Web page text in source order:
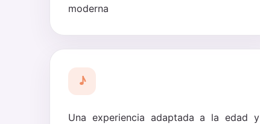
moderna
♪
Una experiencia adaptada a la edad y